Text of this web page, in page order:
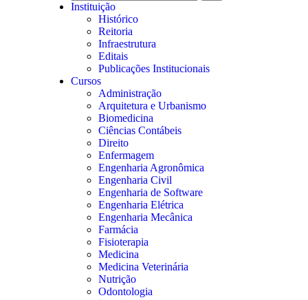
Instituição
Histórico
Reitoria
Infraestrutura
Editais
Publicações Institucionais
Cursos
Administração
Arquitetura e Urbanismo
Biomedicina
Ciências Contábeis
Direito
Enfermagem
Engenharia Agronômica
Engenharia Civil
Engenharia de Software
Engenharia Elétrica
Engenharia Mecânica
Farmácia
Fisioterapia
Medicina
Medicina Veterinária
Nutrição
Odontologia